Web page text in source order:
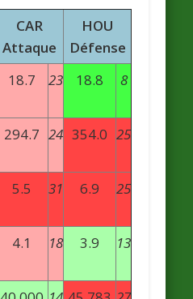
CAR
Attaque
HOU
Défense
18.7 23 18.8 8
294.7 24 354.0 25
5.5 31 6.9 25
4.1 18 3.9 13